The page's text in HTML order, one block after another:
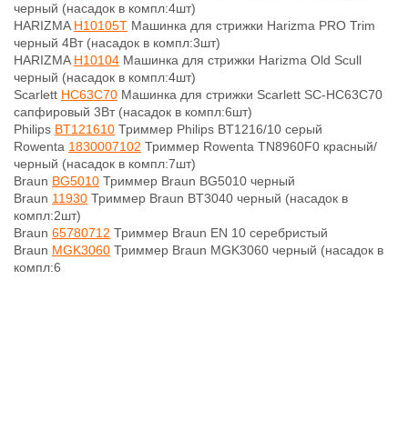
черный (насадок в компл:4шт)
HARIZMA H10105T Машинка для стрижки Harizma PRO Trim
черный 4Вт (насадок в компл:3шт)
HARIZMA H10104 Машинка для стрижки Harizma Old Scull
черный (насадок в компл:4шт)
Scarlett HC63C70 Машинка для стрижки Scarlett SC-HC63C70
сапфировый 3Вт (насадок в компл:6шт)
Philips BT121610 Триммер Philips BT1216/10 серый
Rowenta 1830007102 Триммер Rowenta TN8960F0 красный/
черный (насадок в компл:7шт)
Braun BG5010 Триммер Braun BG5010 черный
Braun 11930 Триммер Braun BT3040 черный (насадок в
компл:2шт)
Braun 65780712 Триммер Braun EN 10 серебристый
Braun MGK3060 Триммер Braun MGK3060 черный (насадок в
компл:6